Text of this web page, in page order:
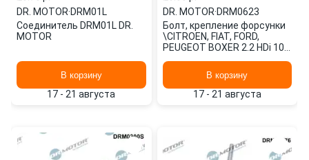
DR. MOTOR·DRM01L
Соединитель DRM01L DR.
MOTOR
В корзину
17 - 21 августа
DR. MOTOR·DRM0623
Болт, крепление форсунки
\CITROEN, FIAT, FORD,
PEUGEOT BOXER 2.2 HDi 100
DRM0623 DR. MOTOR
В корзину
17 - 21 августа